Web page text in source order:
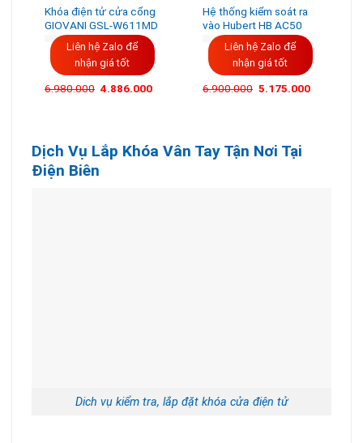
Khóa điện tử cửa cổng
GIOVANI GSL-W611MD
Liên hệ Zalo để
nhận giá tốt
6.980.000 Giá
4.886.000Giá
Hệ thống kiểm soát ra
vào Hubert HB AC50
Liên hệ Zalo để
nhận giá tốt
6.900.000 Giá
5.175.000Giá
Dịch Vụ Lắp Khóa Vân Tay Tận Nơi Tại
Điện Biên
Dich vụ kiểm tra, lắp đặt khóa cửa điện tử